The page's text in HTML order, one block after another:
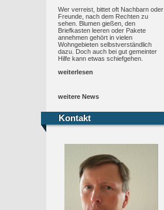
Wer verreist, bittet oft Nachbarn oder
Freunde, nach dem Rechten zu
sehen. Blumen gießen, den
Briefkasten leeren oder Pakete
annehmen gehört in vielen
Wohngebieten selbstverständlich
dazu. Doch auch bei gut gemeinter
Hilfe kann etwas schiefgehen.
weiterlesen
weitere News
Kontakt
Kontakt